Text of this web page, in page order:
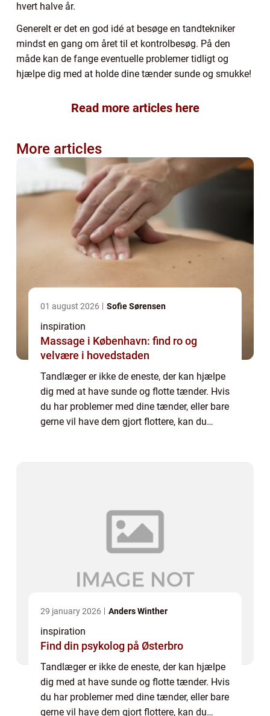
hvert halve år.
Generelt er det en god idé at besøge en tandtekniker
mindst en gang om året til et kontrolbesøg. På den
måde kan de fange eventuelle problemer tidligt og
hjælpe dig med at holde dine tænder sunde og smukke!
Read more articles here
More articles
01 august 2026 Sofie Sørensen
inspiration
Massage i København: find ro og
velvære i hovedstaden
Tandlæger er ikke de eneste, der kan hjælpe
dig med at have sunde og flotte tænder. Hvis
du har problemer med dine tænder, eller bare
gerne vil have dem gjort flottere, kan du
29 january 2026 Anders Winther
inspiration
Find din psykolog på Østerbro
Tandlæger er ikke de eneste, der kan hjælpe
dig med at have sunde og flotte tænder. Hvis
du har problemer med dine tænder, eller bare
gerne vil have dem gjort flottere, kan du